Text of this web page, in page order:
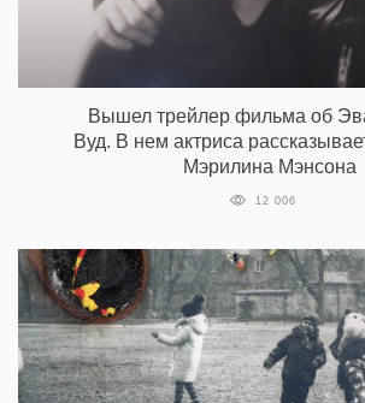
Вышел трейлер фильма об
Вуд. В нем актриса
Мэрилина Мэнсона
12 006